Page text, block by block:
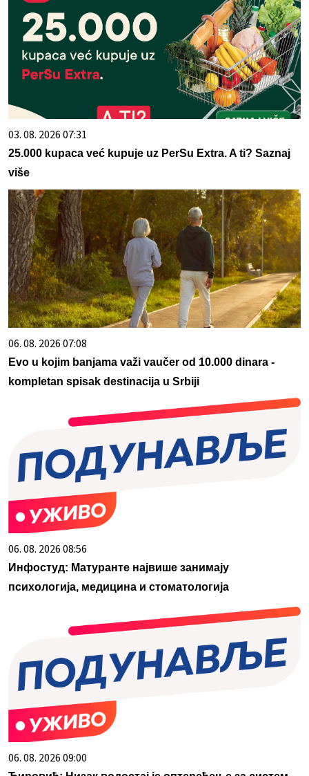
03. 08. 2026 07:31
25.000 kupaca već kupuje uz PerSu Extra. A ti? Saznaj
više
06. 08. 2026 07:08
Evo u kojim banjama važi vaučer od 10.000 dinara -
kompletan spisak destinacija u Srbiji
06. 08. 2026 08:56
Инфостуд: Матуранте највише занимају
психологија, медицина и стоматологија
06. 08. 2026 09:00